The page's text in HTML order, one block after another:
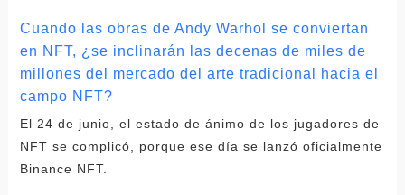
Cuando las obras de Andy Warhol se conviertan
en NFT, ¿se inclinarán las decenas de miles de
millones del mercado del arte tradicional hacia el
campo NFT?
El 24 de junio, el estado de ánimo de los jugadores de
NFT se complicó, porque ese día se lanzó oficialmente
Binance NFT.